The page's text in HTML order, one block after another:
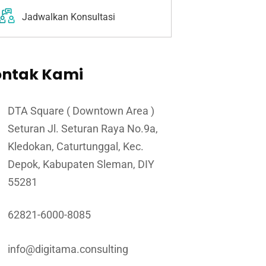
Jadwalkan Konsultasi
Kami
DTA Square ( Downtown Area )
Seturan Jl. Seturan Raya No.9a,
Kledokan, Caturtunggal, Kec.
Depok, Kabupaten Sleman, DIY
55281
62821-6000-8085
info@digitama.consulting